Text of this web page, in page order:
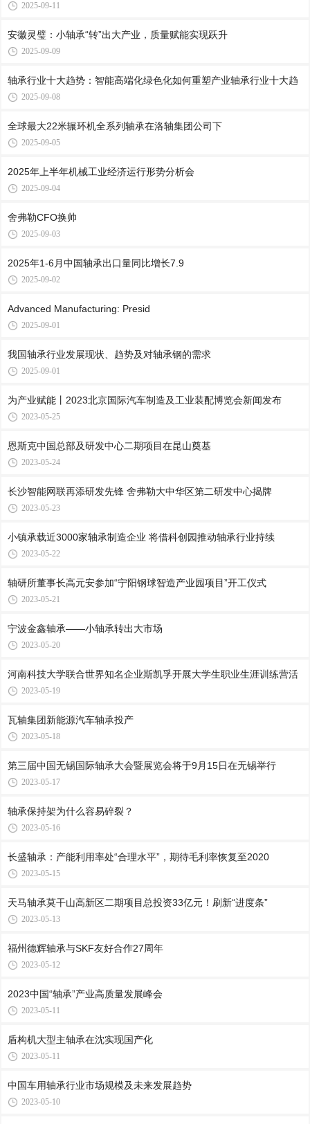
2025-09-11
安徽灵璧：小轴承“转”出大产业，质量赋能实现跃升
2025-09-09
轴承行业十大趋势：智能高端化绿色化如何重塑产业轴承行业十大趋
2025-09-08
全球最大22米辗环机全系列轴承在洛轴集团公司下
2025-09-05
2025年上半年机械工业经济运行形势分析会
2025-09-04
舍弗勒CFO换帅
2025-09-03
2025年1-6月中国轴承出口量同比增长7.9
2025-09-02
Advanced Manufacturing: Presid
2025-09-01
我国轴承行业发展现状、趋势及对轴承钢的需求
2025-09-01
为产业赋能丨2023北京国际汽车制造及工业装配博览会新闻发布
2023-05-25
恩斯克中国总部及研发中心二期项目在昆山奠基
2023-05-24
长沙智能网联再添研发先锋 舍弗勒大中华区第二研发中心揭牌
2023-05-23
小镇承载近3000家轴承制造企业 将借科创园推动轴承行业持续
2023-05-22
轴研所董事长高元安参加“宁阳钢球智造产业园项目”开工仪式
2023-05-21
宁波金鑫轴承——小轴承转出大市场
2023-05-20
河南科技大学联合世界知名企业斯凯孚开展大学生职业生涯训练营活
2023-05-19
瓦轴集团新能源汽车轴承投产
2023-05-18
第三届中国无锡国际轴承大会暨展览会将于9月15日在无锡举行
2023-05-17
轴承保持架为什么容易碎裂？
2023-05-16
长盛轴承：产能利用率处“合理水平”，期待毛利率恢复至2020
2023-05-15
天马轴承莫干山高新区二期项目总投资33亿元！刷新“进度条”
2023-05-13
福州德辉轴承与SKF友好合作27周年
2023-05-12
2023中国“轴承”产业高质量发展峰会
2023-05-11
盾构机大型主轴承在沈实现国产化
2023-05-11
中国车用轴承行业市场规模及未来发展趋势
2023-05-10